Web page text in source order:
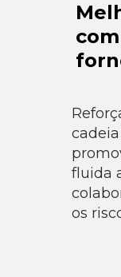
fluida
os